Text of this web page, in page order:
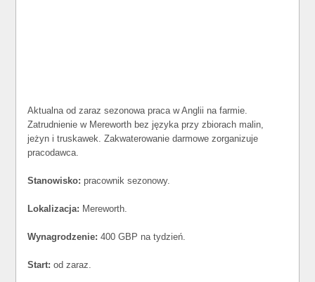
Aktualna od zaraz sezonowa praca w Anglii na farmie.
Zatrudnienie w Mereworth bez języka przy zbiorach malin,
jeżyn i truskawek. Zakwaterowanie darmowe zorganizuje
pracodawca.
Stanowisko: pracownik sezonowy.
Lokalizacja: Mereworth.
Wynagrodzenie: 400 GBP na tydzień.
Start: od zaraz.